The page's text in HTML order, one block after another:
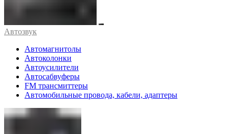
Автозвук
Автомагнитолы
Автоколонки
Автоусилители
Автосабвуферы
FM трансмиттеры
Автомобильные провода, кабели, адаптеры